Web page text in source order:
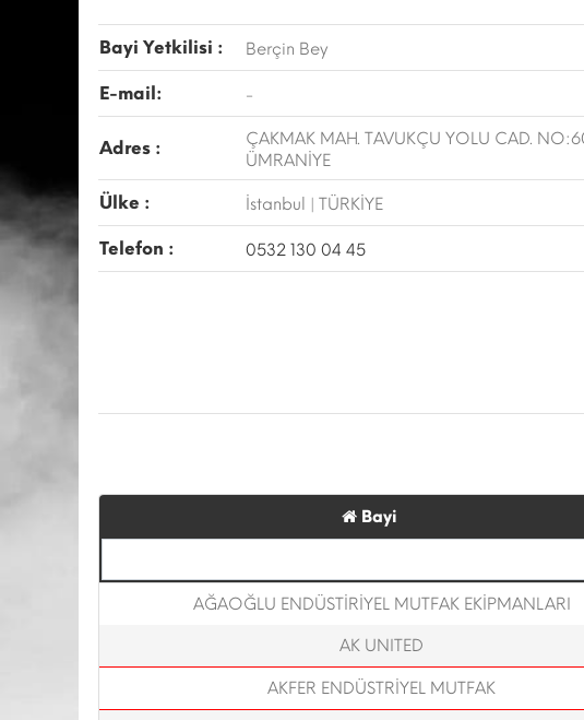
Bayi Yetkilisi : Berçin Bey
E-mail: -
Adres :
ÇAKMAK MAH. TAVUKÇU YOLU CAD.
ÜMRANİYE
Ülke : İstanbul | TÜRKİYE
Telefon : 0532 130 04 45
Bayi
AĞAOĞLU ENDÜSTİRİYEL MUTFAK EKİPMANLARI
AK UNITED
AKFER ENDÜSTRİYEL MUTFAK